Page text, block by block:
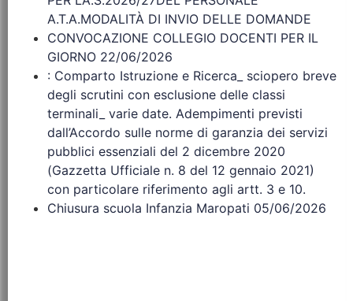
A.T.A.MODALITÀ DI INVIO DELLE DOMANDE
CONVOCAZIONE COLLEGIO DOCENTI PER IL
GIORNO 22/06/2026
: Comparto Istruzione e Ricerca_ sciopero breve
degli scrutini con esclusione delle classi
terminali_ varie date. Adempimenti previsti
dall’Accordo sulle norme di garanzia dei servizi
pubblici essenziali del 2 dicembre 2020
(Gazzetta Ufficiale n. 8 del 12 gennaio 2021)
con particolare riferimento agli artt. 3 e 10.
Chiusura scuola Infanzia Maropati 05/06/2026